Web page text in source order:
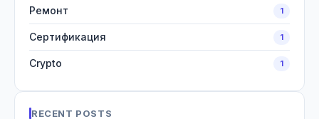
Ремонт 1
Сертификация 1
Crypto 1
RECENT POSTS